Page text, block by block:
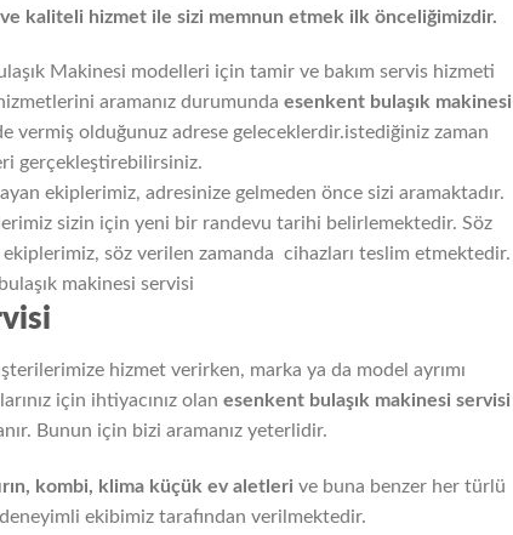
ve kaliteli hizmet ile sizi memnun etmek ilk önceliğimizdir.
Makinesi modelleri için tamir ve bakım servis hizmeti
aramanız durumunda esenkent bulaşık makinesi
vermiş olduğunuz adrese geleceklerdir.istediğiniz zaman
gerçekleştirebilirsiniz.
ekiplerimiz, adresinize gelmeden önce sizi aramaktadır.
sizin için yeni bir randevu tarihi belirlemektedir. Söz
söz verilen zamanda cihazları teslim etmektedir.
hizmet verirken, marka ya da model ayrımı
için ihtiyacınız olan esenkent bulaşık makinesi servisi
Bunun için bizi aramanız yeterlidir.
kombi, klima küçük ev aletleri ve buna benzer her türlü
ekibimiz tarafından verilmektedir.